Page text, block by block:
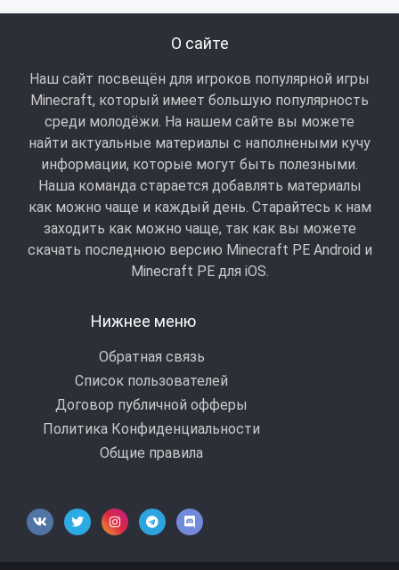
О сайте
Наш сайт посвещён для игроков популярной игры
Minecraft, который имеет большую популярность
среди молодёжи. На нашем сайте вы можете
найти актуальные материалы с наполнеными кучу
информации, которые могут быть полезными.
Наша команда старается добавлять материалы
как можно чаще и каждый день. Старайтесь к нам
заходить как можно чаще, так как вы можете
скачать последнюю версию Minecraft PE Android и
Minecraft РЕ для iOS.
Нижнее меню
Обратная связь
Список пользователей
Договор публичной офферы
Политика Конфиденциальности
Общие правила